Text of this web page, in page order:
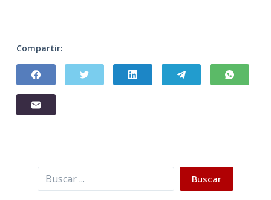
Compartir:
Buscar Buscar